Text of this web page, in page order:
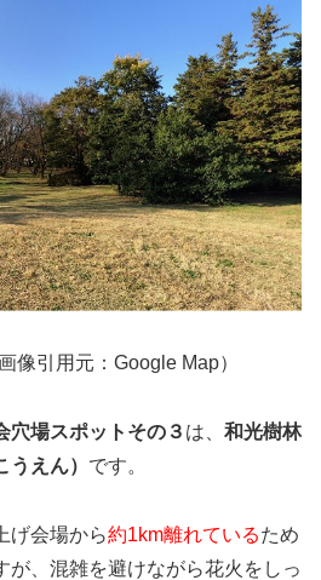
画像引用元：Google Map）
穴場スポットその３ は、 和光樹林
えん） です。
げ会場から約1km離れているため
が、混雑を避けながら花火をしっ